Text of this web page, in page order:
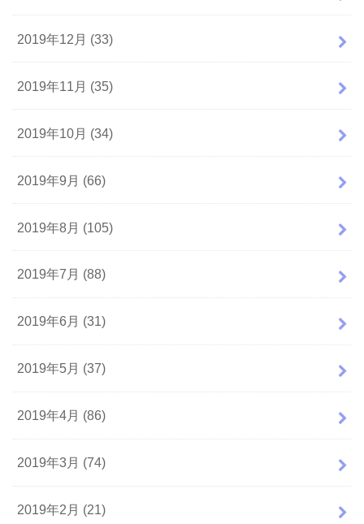
2019年12月 (33)
2019年11月 (35)
2019年10月 (34)
2019年9月 (66)
2019年8月 (105)
2019年7月 (88)
2019年6月 (31)
2019年5月 (37)
2019年4月 (86)
2019年3月 (74)
2019年2月 (21)